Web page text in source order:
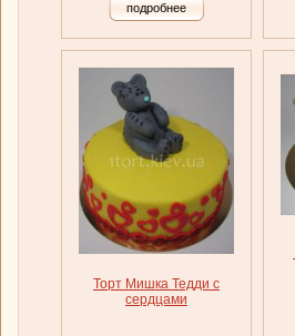
подробнее
Торт Мишка Тедди с
сердцами